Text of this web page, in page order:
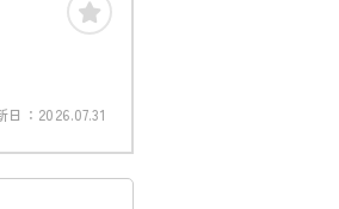
日： 2026.07.31